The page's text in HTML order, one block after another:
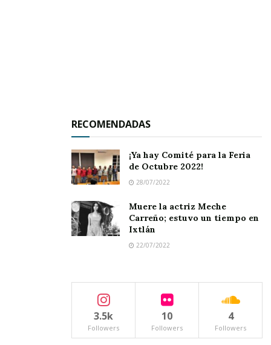
RECOMENDADAS
¡Ya hay Comité para la Feria
de Octubre 2022!
28/07/2022
Muere la actriz Meche
Carreño; estuvo un tiempo en
Ixtlán
22/07/2022
3.5k
Followers
10
Followers
4
Followers